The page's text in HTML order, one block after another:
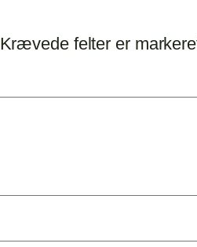
Krævede felter er